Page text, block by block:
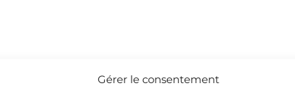
Gérer le consentement